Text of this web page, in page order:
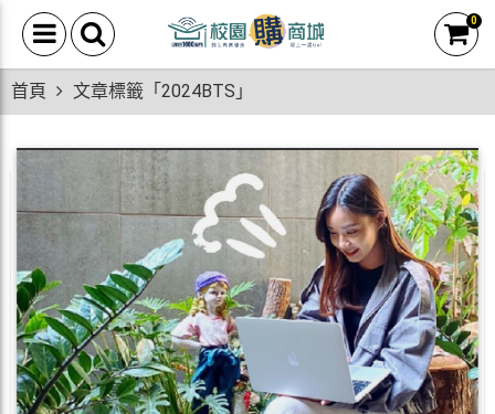
0
首頁 文章標籤「2024BTS」